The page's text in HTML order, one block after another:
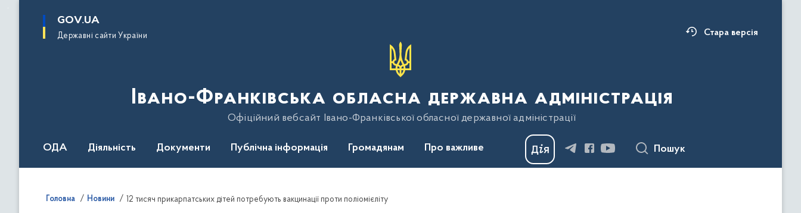
основного
GOV.UA
Державні сайти України Стара версія
Івано-Франківська обласна державна адміністрація
Офіційний вебсайт Івано-Франківської обласної державної адміністрації
ОДА Діяльність Документи Публічна інформація Громадянам Про важливе Пошук
Головна Новини 12 тисяч прикарпатських дітей потребують вакцинації проти поліомієліту